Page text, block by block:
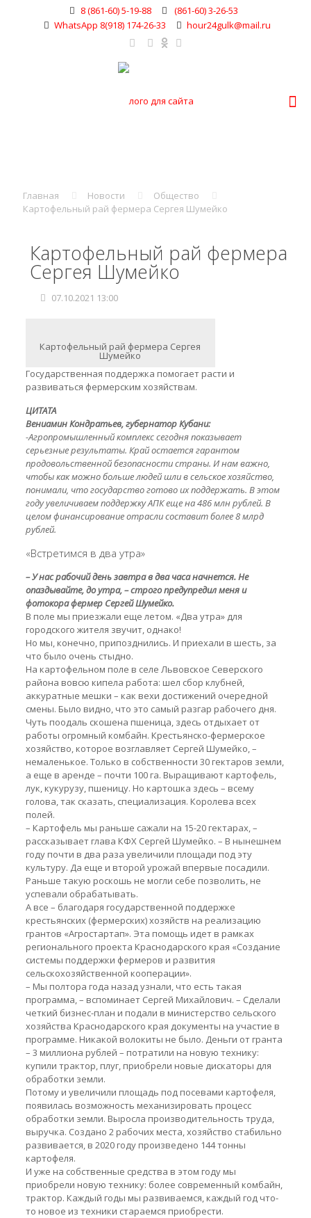
8 (861-60) 5-19-88
(861-60) 3-26-53
WhatsApp 8(918) 174-26-33
hour24gulk@mail.ru
Главная Новости
Общество
Картофельный рай фермера Сергея Шумейко
Картофельный рай фермера
Сергея Шумейко
07.10.2021 13:00
Картофельный рай фермера Сергея
Шумейко
Государственная поддержка помогает расти и
развиваться фермерским хозяйствам.
ЦИТАТА
Вениамин Кондратьев, губернатор Кубани:
-Агропромышленный комплекс сегодня показывает
серьезные результаты. Край остается гарантом
продовольственной безопасности страны. И нам важно,
чтобы как можно больше людей шли в сельское хозяйство,
понимали, что государство готово их поддержать. В этом
году увеличиваем поддержку АПК еще на 486 млн рублей. В
целом финансирование отрасли составит более 8 млрд
рублей.
«Встретимся в два утра»
– У нас рабочий день завтра в два часа начнется. Не
опаздывайте, до утра, – строго предупредил меня и
фотокора фермер Сергей Шумейко.
В поле мы приезжали еще летом. «Два утра» для
городского жителя звучит, однако!
Но мы, конечно, припозднились. И приехали в шесть, за
что было очень стыдно.
На картофельном поле в селе Львовское Северского
района вовсю кипела работа: шел сбор клубней,
аккуратные мешки – как вехи достижений очередной
смены. Было видно, что это самый разгар рабочего дня.
Чуть поодаль скошена пшеница, здесь отдыхает от
работы огромный комбайн. Крестьянско-фермерское
хозяйство, которое возглавляет Сергей Шумейко, –
немаленькое. Только в собственности 30 гектаров земли,
а еще в аренде – почти 100 га. Выращивают картофель,
лук, кукурузу, пшеницу. Но картошка здесь – всему
голова, так сказать, специализация. Королева всех
полей.
– Картофель мы раньше сажали на 15-20 гектарах, –
рассказывает глава КФХ Сергей Шумейко. – В нынешнем
году почти в два раза увеличили площади под эту
культуру. Да еще и второй урожай впервые посадили.
Раньше такую роскошь не могли себе позволить, не
успевали обрабатывать.
А все – благодаря государственной поддержке
крестьянских (фермерских) хозяйств на реализацию
грантов «Агростартап». Эта помощь идет в рамках
регионального проекта Краснодарского края «Создание
системы поддержки фермеров и развития
сельскохозяйственной кооперации».
– Мы полтора года назад узнали, что есть такая
программа, – вспоминает Сергей Михайлович. – Сделали
четкий бизнес-план и подали в министерство сельского
хозяйства Краснодарского края документы на участие в
программе. Никакой волокиты не было. Деньги от гранта
– 3 миллиона рублей – потратили на новую технику:
купили трактор, плуг, приобрели новые дискаторы для
обработки земли.
Потому и увеличили площадь под посевами картофеля,
появилась возможность механизировать процесс
обработки земли. Выросла производительность труда,
выручка. Создано 2 рабочих места, хозяйство стабильно
развивается, в 2020 году произведено 144 тонны
картофеля.
И уже на собственные средства в этом году мы
приобрели новую технику: более современный комбайн,
трактор. Каждый годы мы развиваемся, каждый год что-
то новое из техники стараемся приобрести.